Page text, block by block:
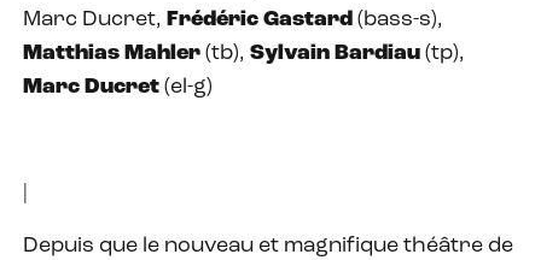
Marc Ducret, Frédéric Gastard (bass-s),
Matthias Mahler (tb), Sylvain Bardiau (tp),
Marc Ducret (el-g)
Depuis que le nouveau et magnifique théâtre de